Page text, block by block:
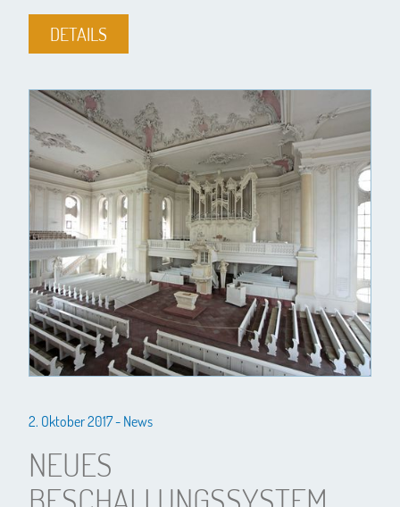
DETAILS
2. Oktober 2017 - News
NEUES